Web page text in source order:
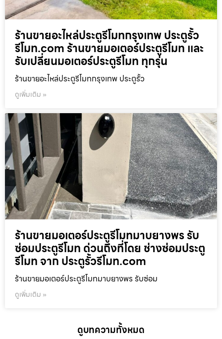
ร้านขายอะไหล่ประตูรีโมทกรุงเทพ ประตูรั้ว
รีโมท.com ร้านขายมอเตอร์ประตูรีโมท และ
รับเปลี่ยนมอเตอร์ประตูรีโมท ทุกรุ่น
ร้านขายอะไหล่ประตูรีโมทกรุงเทพ ประตูรั้ว
ดูเพิ่มเติม »
ร้านขายมอเตอร์ประตูรีโมทมาบยางพร รับ
ซ่อมประตูรีโมท ด่วนถึงที่โดย ช่างซ่อมประตู
รีโมท จาก ประตูรั้วรีโมท.com
ร้านขายมอเตอร์ประตูรีโมทมาบยางพร รับซ่อม
ดูเพิ่มเติม »
ดูบทความทั้งหมด